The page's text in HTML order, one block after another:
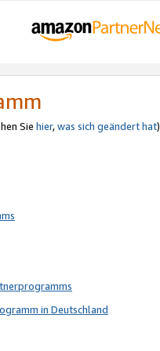
Sie hier,was sich geändert hat)
in Deutschland